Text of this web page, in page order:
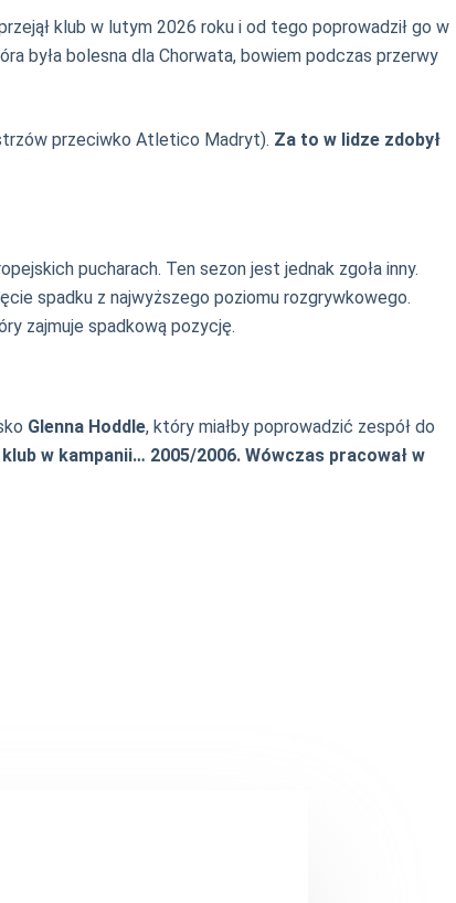
klub w lutym 2026 roku i od tego poprowadził go w
była bolesna dla Chorwata, bowiem podczas przerwy
przeciwko Atletico Madryt). Za to w lidze zdobył
pucharach. Ten sezon jest jednak zgoła inny.
spadku z najwyższego poziomu rozgrywkowego.
zajmuje spadkową pozycję.
Glenna Hoddle, który miałby poprowadzić zespół do
w kampanii… 2005/2006. Wówczas pracował w